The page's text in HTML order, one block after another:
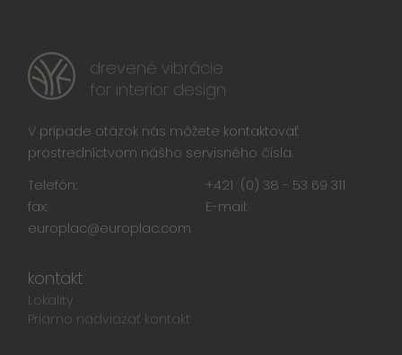
drevené vibrácie
for interior design
V prípade otázok nás môžete kontaktovať
prostredníctvom nášho servisného čísla.
Telefón:
+421 (0) 38 - 53 69 311
fax:
E-mail:
europlac@europlac.com
kontakt
Lokality
Priamo nadviazať kontakt